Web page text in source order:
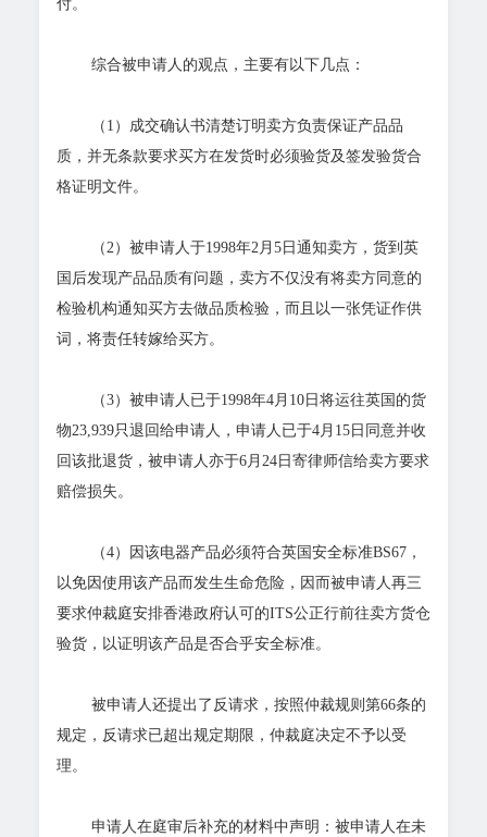
付。
综合被申请人的观点，主要有以下几点：
（1）成交确认书清楚订明卖方负责保证产品品
质，并无条款要求买方在发货时必须验货及签发验货合
格证明文件。
（2）被申请人于1998年2月5日通知卖方，货到英
国后发现产品品质有问题，卖方不仅没有将卖方同意的
检验机构通知买方去做品质检验，而且以一张凭证作供
词，将责任转嫁给买方。
（3）被申请人已于1998年4月10日将运往英国的货
物23,939只退回给申请人，申请人已于4月15日同意并收
回该批退货，被申请人亦于6月24日寄律师信给卖方要求
赔偿损失。
（4）因该电器产品必须符合英国安全标准BS67，
以免因使用该产品而发生生命危险，因而被申请人再三
要求仲裁庭安排香港政府认可的ITS公正行前往卖方货仓
验货，以证明该产品是否合乎安全标准。
被申请人还提出了反请求，按照仲裁规则第66条的
规定，反请求已超出规定期限，仲裁庭决定不予以受
理。
申请人在庭审后补充的材料中声明：被申请人在未